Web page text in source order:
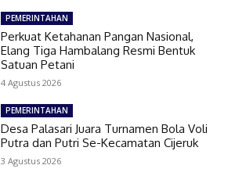
PEMERINTAHAN
Perkuat Ketahanan Pangan Nasional,
Elang Tiga Hambalang Resmi Bentuk
Satuan Petani
4 Agustus 2026
PEMERINTAHAN
Desa Palasari Juara Turnamen Bola Voli
Putra dan Putri Se-Kecamatan Cijeruk
3 Agustus 2026